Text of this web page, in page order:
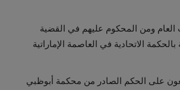
العام ومن المحكوم عليهم في القضية
الاتحادية في العاصمة الإماراتية
على الحكم الصادر من محكمة أبوظبي